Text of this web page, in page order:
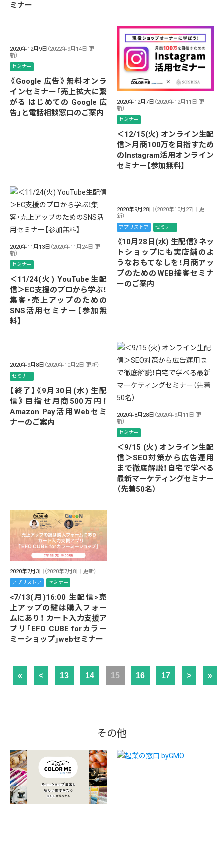
ミナー
2020年12月9日 （2022年9月14日 更
新）
セミナー
《Google 広告》無料オンラ
インセミナー「売上拡大に繋
がる はじめての Google 広
告」と電話相談窓口のご案内
2020年12月7日 （2020年12月11日 更
新）
セミナー
＜12/15(火) オンライン生配
信＞月商100万を目指すため
のInstagram活用オンライン
セミナー【参加無料】
2020年11月13日 （2020年11月24日 更
新）
セミナー
＜11/24(火) YouTube生配
信＞EC支援のプロから学ぶ！
集客・売上アップのための
SNS活用セミナー【参加無
料】
2020年9月28日 （2020年10月27日 更
新）
アプリストア セミナー
《10月28日(水) 生配信》ネッ
トショップにも実店舗のよ
うなおもてなしを！月商アッ
プのためのWEB接客セミナ
ーのご案内
2020年9月8日 （2020年10月2日 更新）
セミナー
【終了】《9月30日(水) 生配
信》目指せ月商500万円！
Amazon Pay活用Webセミ
ナーのご案内
2020年8月28日 （2020年9月11日 更
新）
セミナー
＜9/15 (火) オンライン生配
信＞SEO対策から広告運用
まで徹底解説！自宅で学べる
最新マーケティングセミナー
（先着50名）
2020年7月3日 （2020年7月8日 更新）
アプリストア セミナー
<7/13(月)16:00 生配信>売
上アップの鍵は購入フォー
ムにあり！ カート入力支援ア
プリ「EFO CUBE forカラー
ミーショップ」webセミナー
« < 13 14 15 16 17 > »
その他